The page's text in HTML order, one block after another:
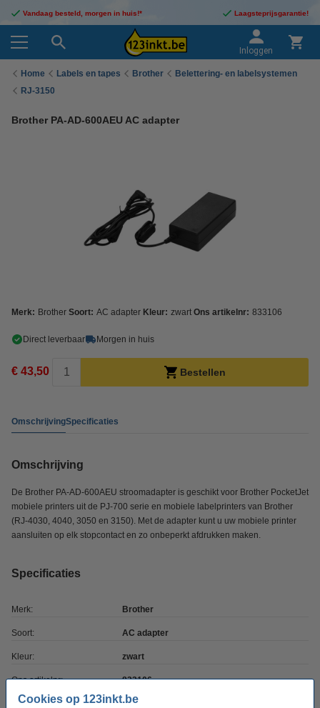
Cookies op 123inkt.be
Vandaag besteld, morgen in huis!* Laagsteprijsgarantie!
Inloggen
Home Labels en tapes Brother
Belettering- en labelsystemen
RJ-3150
Brother PA-AD-600AEU AC adapter
Merk: Brother Soort: AC adapter Kleur: zwart Ons artikelnr: 833106
Direct leverbaar Morgen in huis
€ 43,50 Bestellen
OmschrijvingSpecificaties
Omschrijving
De Brother PA-AD-600AEU stroomadapter is geschikt voor Brother PocketJet
mobiele printers uit de PJ-700 serie en mobiele labelprinters van Brother
(RJ-4030, 4040, 3050 en 3150). Met de adapter kunt u uw mobiele printer
aansluiten op elk stopcontact en zo onbeperkt afdrukken maken.
Specificaties
Merk: Brother
Soort: AC adapter
Kleur: zwart
Ons artikelnr: 833106